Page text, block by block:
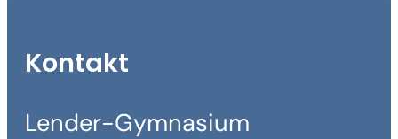
Kontakt
Lender-Gymnasium